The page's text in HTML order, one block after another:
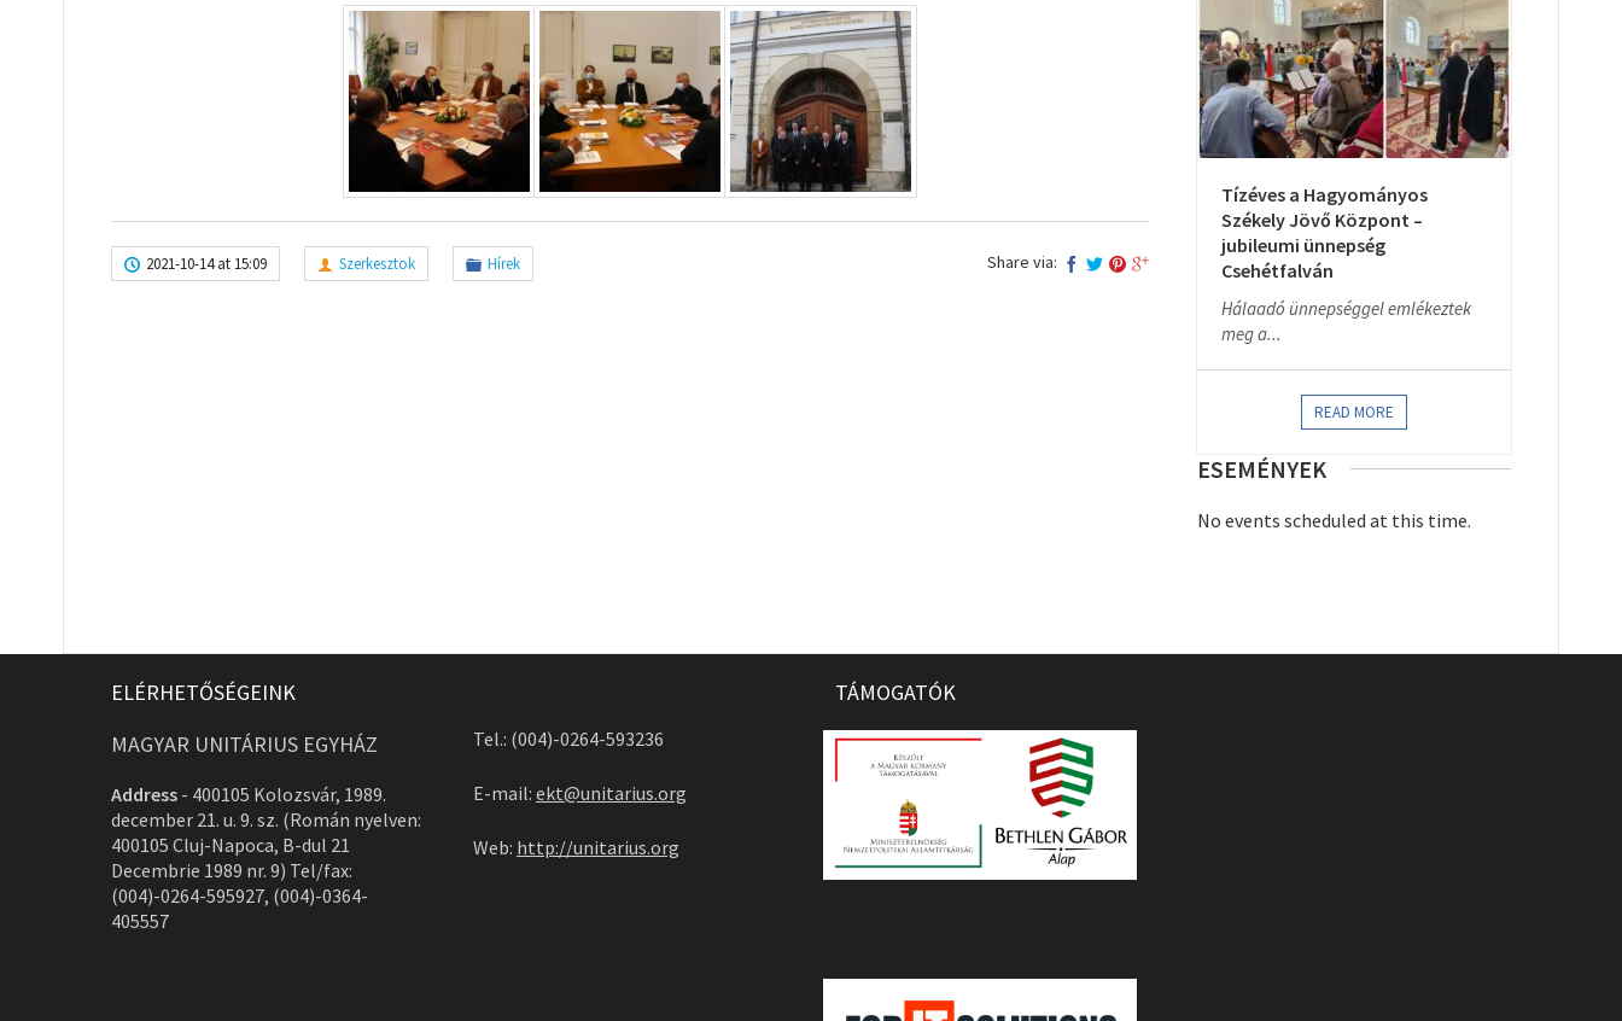
2021-10-14 at 15:09 Szerkesztok Hírek Share via:
Tízéves a Hagyományos
Székely Jövő Központ –
jubileumi ünnepség
Csehétfalván
Hálaadó ünnepséggel emlékeztek
meg a...
READ MORE
ESEMÉNYEK
No events scheduled at this time.
ELÉRHETŐSÉGEINK
MAGYAR UNITÁRIUS EGYHÁZ
Address - 400105 Kolozsvár, 1989.
december 21. u. 9. sz. (Román nyelven:
400105 Cluj-Napoca, B-dul 21
Decembrie 1989 nr. 9) Tel/fax:
(004)-0264-595927, (004)-0364-
405557
Tel.: (004)-0264-593236
E-mail: ekt@unitarius.org
Web: http://unitarius.org
TÁMOGATÓK